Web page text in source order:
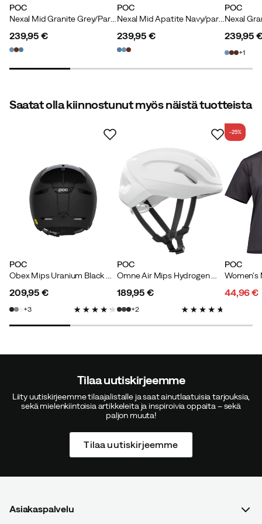
POC
Nexal Mid Granite Grey/Partly Sunny Blue
price
239,95 €
POC
Nexal Mid Apatite Navy/partly Sunny Blue
price
239,95 €
POC
price
239,95
1
Saatat olla kiinnostunut myös näistä tuotteista
POC
price
209,95 €
3
POC
price
189,95 €
2
POC
-25%
44,96 €
Tilaa uutiskirjeemme
Liity uutiskirjeemme tilaajalistalle ja saat ainutlaatuisia tarjouksia,
sekä mielenkiintoisia artikkeleita ja inspiroivia oppaita – sekä
paljon muuta!
Tilaa uutiskirjeemme
Asiakaspalvelu